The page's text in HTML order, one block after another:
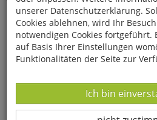
unserer Datenschutzerklärung.
Cookies ablehnen, wird Ihr
notwendigen Cookies fortgeführt.
auf Basis Ihrer Einstellungen
Funktionalitäten der Seite zur
Ich bin